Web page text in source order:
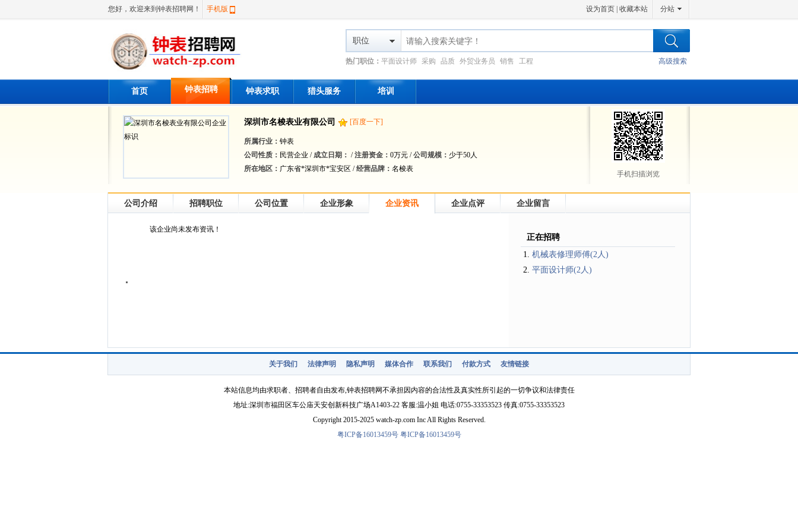
您好，欢迎来到钟表招聘网！ 手机版 设为首页 收藏本站 分站
职位
高级搜索
热门职位： 平面设计师 采购 品质 外贸业务员 销售 工程
首页 钟表招聘 钟表求职 猎头服务 培训
深圳市名梭表业有限公司 [百度一下]
所属行业： 钟表
公司性质： 民营企业 /成立日期： /注册资金： 0万元 /公司规模： 少于50人
所在地区： 广东省*深圳市*宝安区 /经营品牌： 名梭表
手机扫描浏览
公司介绍 招聘职位 公司位置 企业形象 企业资讯 企业点评 企业留言
该企业尚未发布资讯！
正在招聘
机械表修理师傅(2人)
平面设计师(2人)
关于我们 法律声明 隐私声明 媒体合作 联系我们 付款方式 友情链接
本站信息均由求职者、招聘者自由发布,钟表招聘网不承担因内容的合法性及真实性所引起的一切争议和法律责任
地址:深圳市福田区车公庙天安创新科技广场A1403-22 客服:温小姐 电话:0755-33353523 传真:0755-33353523
Copyright 2015-2025 watch-zp.com Inc All Rights Reserved.
粤ICP备16013459号 粤ICP备16013459号